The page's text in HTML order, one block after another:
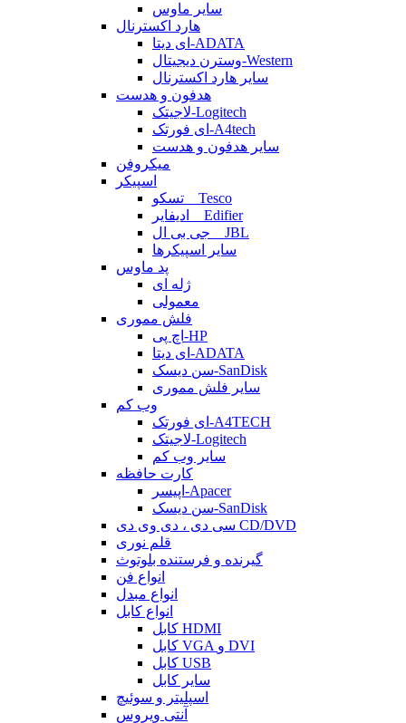
سایر ماوس
هارد اکسترنال
ای دیتا-ADATA
وسترن دیجیتال-Western
سایر هارد اکسترنال
هدفون و هدست
لاجیتک-Logitech
ای فورتک-A4tech
سایر هدفون و هدست
میکروفن
اسپیکر
تسکو _ Tesco
ادیفایر _ Edifier
جی بی ال _ JBL
سایر اسپیکرها
پد ماوس
ژله ای
معمولی
فلش مموری
اچ پی-HP
ای دیتا-ADATA
سن دیسک-SanDisk
سایر فلش مموری
وب کم
ای فورتک-A4TECH
لاجیتک-Logitech
سایر وب کم
کارت حافظه
اپیسر-Apacer
سن دیسک-SanDisk
سی دی ، دی وی دی CD/DVD
قلم نوری
گیرنده و فرستنده بلوتوث
انواع فن
انواع مبدل
انواع کابل
کابل HDMI
کابل VGA و DVI
کابل USB
سایر کابل
اسپلیتر و سوئیچ
آنتی ویروس